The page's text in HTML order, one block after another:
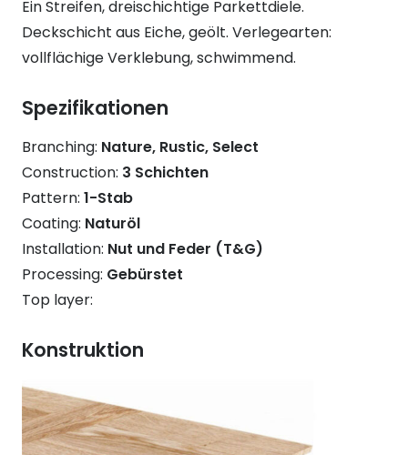
Ein Streifen, dreischichtige Parkettdiele.
Deckschicht aus Eiche, geölt. Verlegearten:
vollflächige Verklebung, schwimmend.
Spezifikationen
Branching: Nature, Rustic, Select
Construction: 3 Schichten
Pattern: 1-Stab
Coating: Naturöl
Installation: Nut und Feder (T&G)
Processing: Gebürstet
Top layer:
Konstruktion